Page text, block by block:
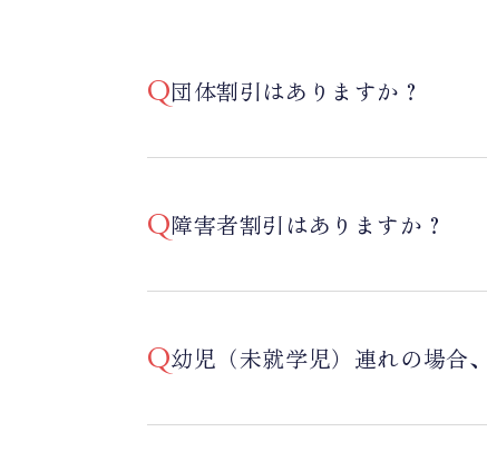
団体割引はありますか？
障害者割引はありますか？
幼児（未就学児）連れの場合